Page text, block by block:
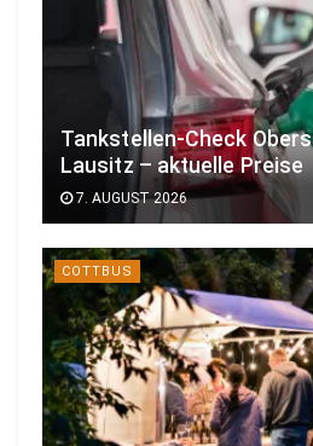
Tankstellen-Check
Lausitz – aktuelle Preise
7. AUGUST 2026
COTTBUS